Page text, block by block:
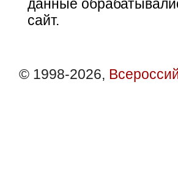
данные
сайт.
© 1998-2026,